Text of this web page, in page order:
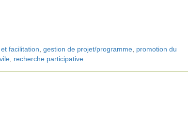
facilitation gestion de projet/programme, promotion du
, recherche participative